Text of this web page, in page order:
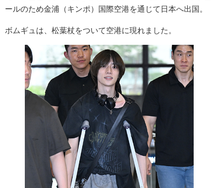
ールのため金浦（キンポ）国際空港を通じて日本へ出国。
ボムギュは、松葉杖をついて空港に現れました。